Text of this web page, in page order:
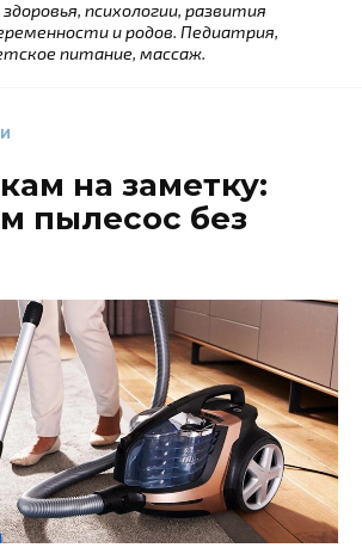
психологии, развития
и родов. Педиатрия,
питание, массаж.
на заметку:
пылесос без